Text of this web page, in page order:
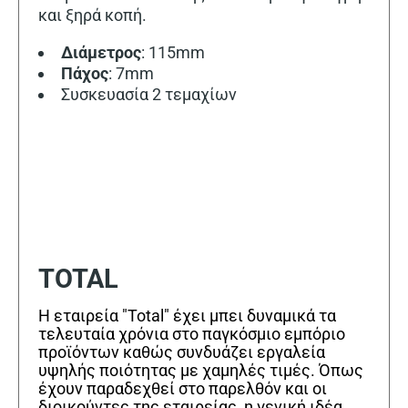
και ξηρά κοπή.
Διάμετρος: 115mm
Πάχος: 7mm
Συσκευασία 2 τεμαχίων
TOTAL
Η εταιρεία "Total" έχει μπει δυναμικά τα
τελευταία χρόνια στο παγκόσμιο εμπόριο
προϊόντων καθώς συνδυάζει εργαλεία
υψηλής ποιότητας με χαμηλές τιμές. Όπως
έχουν παραδεχθεί στο παρελθόν και οι